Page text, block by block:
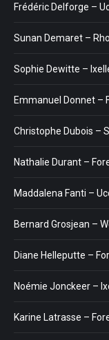
Frédéric Delforge –
Sunan Demaret –
Sophie Dewitte –
Emmanuel Donnet –
Christophe Dubois –
Nathalie Durant –
Maddalena Fanti –
Bernard Grosjean –
Diane Helleputte –
Noémie Jonckeer –
Karine Latrasse –